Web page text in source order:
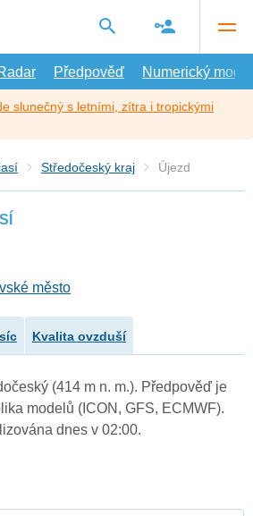
Předpověď Numerický model
slunečný s letními, zítra i tropickými
Středočeský kraj Újezd
město
Kvalita ovzduší
(414 m n. m.). Předpověď je
modelů (ICON, GFS, ECMWF).
dnes v 02:00.